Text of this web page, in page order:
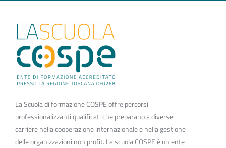
La Scuola di formazione COSPE offre percorsi
professionalizzanti qualificati che preparano a diverse
carriere nella cooperazione internazionale e nella gestione
delle organizzazioni non profit. La scuola COSPE è un ente